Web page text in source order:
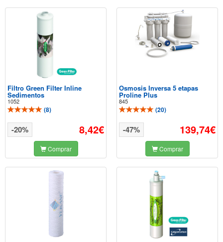
Filtro Green Filter Inline
Sedimentos
1052
(8)
8,42€
-20%
Comprar
Osmosis Inversa 5 etapas
Proline Plus
845
(20)
139,74€
-47%
Comprar